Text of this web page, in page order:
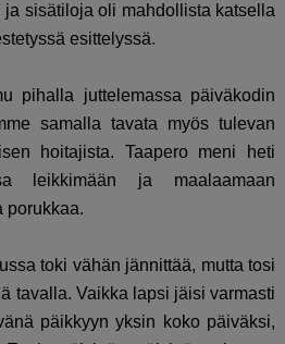
sisätiloja oli mahdollista katsella
esittelyssä.
pihalla juttelemassa päiväkodin
samalla tavata myös tulevan
hoitajista. Taapero meni heti
leikkimään ja maalaamaan
porukkaa.
toki vähän jännittää, mutta tosi
tavalla. Vaikka lapsi jäisi varmasti
päikkyyn yksin koko päiväksi,